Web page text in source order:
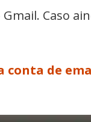
Caso
conta de